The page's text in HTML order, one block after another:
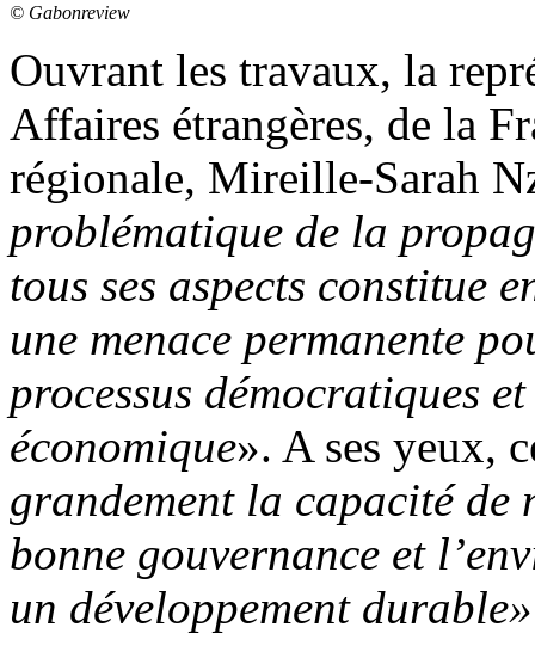
© Gabonreview
Ouvrant les travaux, la
Affaires étrangères, de la
régionale, Mireille-Sarah
problématique de la
tous ses aspects constitue
une menace permanente
processus démocratiques
économique». A ses yeux,
grandement la capacité de
bonne gouvernance et
un développement durable»